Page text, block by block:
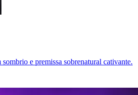
e premissa sobrenatural cativante.